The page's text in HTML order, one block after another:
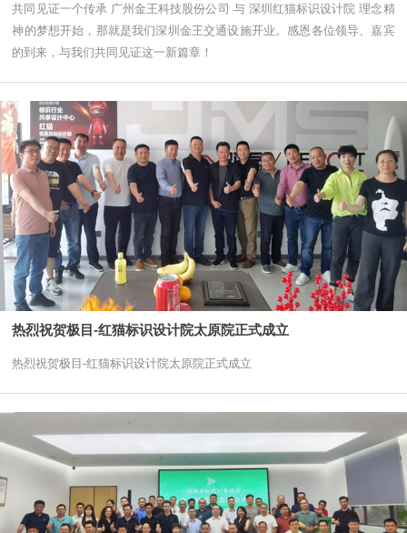
共同见证一个传承 广州金王科技股份公司 与 深圳红猫标识设计院 理念精
神的梦想开始，那就是我们深圳金王交通设施开业。感恩各位领导、嘉宾
的到来，与我们共同见证这一新篇章！
热烈祝贺极目-红猫标识设计院太原院正式成立
热烈祝贺极目-红猫标识设计院太原院正式成立